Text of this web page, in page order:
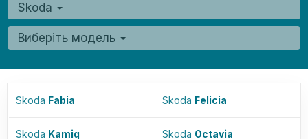
Skoda
Виберіть модель
Skoda Fabia Skoda Felicia
Skoda Kamiq Skoda Octavia